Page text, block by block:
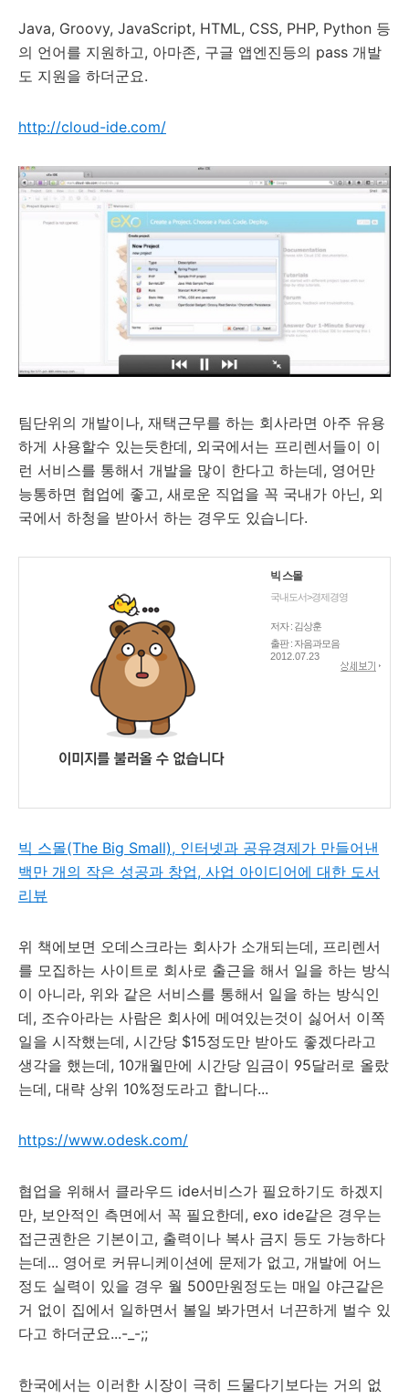
Java, Groovy, JavaScript, HTML, CSS, PHP, Python 등
의 언어를 지원하고, 아마존, 구글 앱엔진등의 pass 개발
도 지원을 하더군요.
http://cloud-ide.com/
팀단위의 개발이나, 재택근무를 하는 회사라면 아주 유용
하게 사용할수 있는듯한데, 외국에서는 프리렌서들이 이
런 서비스를 통해서 개발을 많이 한다고 하는데, 영어만
능통하면 협업에 좋고, 새로운 직업을 꼭 국내가 아닌, 외
국에서 하청을 받아서 하는 경우도 있습니다.
빅 스몰
국내도서>경제경영
저자 : 김상훈
출판 : 자음과모음
2012.07.23
빅 스몰(The Big Small), 인터넷과 공유경제가 만들어낸
백만 개의 작은 성공과 창업, 사업 아이디어에 대한 도서
리뷰
위 책에보면 오데스크라는 회사가 소개되는데, 프리렌서
를 모집하는 사이트로 회사로 출근을 해서 일을 하는 방식
이 아니라, 위와 같은 서비스를 통해서 일을 하는 방식인
데, 조슈아라는 사람은 회사에 메여있는것이 싫어서 이쪽
일을 시작했는데, 시간당 $15정도만 받아도 좋겠다라고
생각을 했는데, 10개월만에 시간당 임금이 95달러로 올랐
는데, 대략 상위 10%정도라고 합니다...
https://www.odesk.com/
협업을 위해서 클라우드 ide서비스가 필요하기도 하겠지
만, 보안적인 측면에서 꼭 필요한데, exo ide같은 경우는
접근권한은 기본이고, 출력이나 복사 금지 등도 가능하다
는데... 영어로 커뮤니케이션에 문제가 없고, 개발에 어느
정도 실력이 있을 경우 월 500만원정도는 매일 야근같은
거 없이 집에서 일하면서 볼일 봐가면서 너끈하게 벌수 있
다고 하더군요...-_-;;
한국에서는 이러한 시장이 극히 드물다기보다는 거의 없